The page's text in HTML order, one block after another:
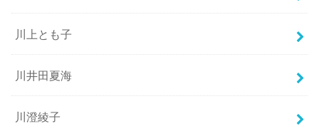
川上とも子
川井田夏海
川澄綾子